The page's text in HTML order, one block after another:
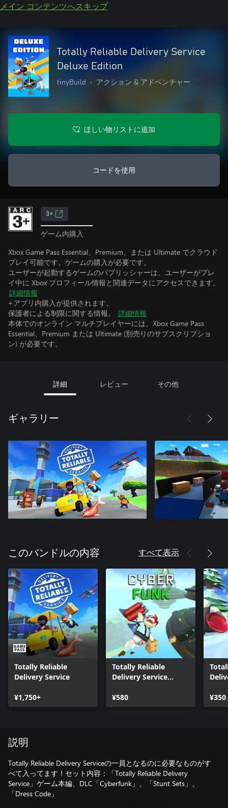
メイン コンテンツへスキップ
Totally Reliable Delivery Service
Deluxe Edition
tinyBuild • アクション & アドベンチャー
ほしい物リストに追加
コードを使用
3+
ゲーム内購入
Xbox Game Pass Essential、Premium、または Ultimate でクラウド
プレイ可能です。ゲームの購入が必要です。
ユーザーが起動するゲームのパブリッシャーは、ユーザーがプレ
イ中に Xbox プロフィール情報と関連データにアクセスできます。
詳細情報
+アプリ内購入が提供されます。
保護者による制限に関する情報。
詳細情報
本体でのオンライン マルチプレイヤーには、Xbox Game Pass
Essential、Premium または Ultimate (別売りのサブスクリプショ
ン) が必要です。
詳細 レビュー その他
ギャラリー
このバンドルの内容 すべて表示
Totally Reliable
Delivery Service
¥1,750+
Totally Reliable
Delivery Service
¥580
¥350
説明
Totally Reliable Delivery Serviceの一員となるのに必要なものがす
べて入ってます！セット内容：「Totally Reliable Delivery
Service」ゲーム本編、DLC「Cyberfunk」、「Stunt Sets」、
「Dress Code」